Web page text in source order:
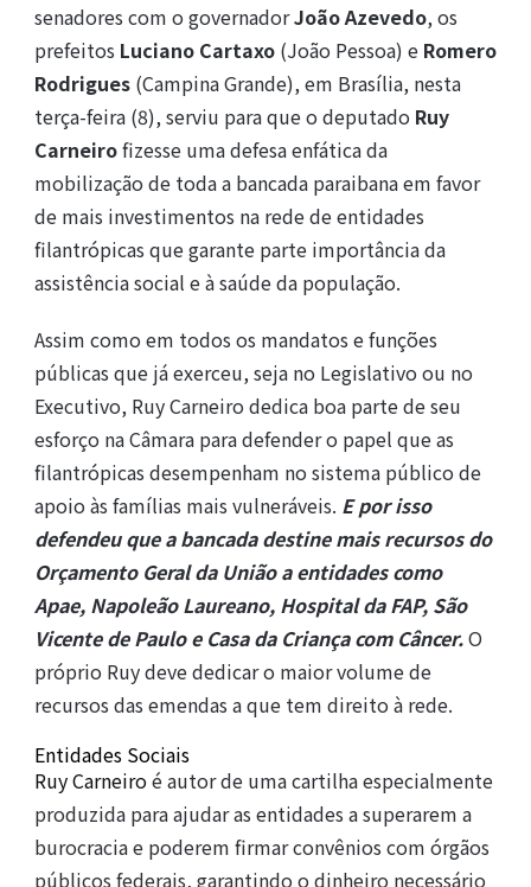
senadores com o governadorJoão Azevedo, os
prefeitos Luciano Cartaxo(João Pessoa) e Romero
Rodrigues(Campina Grande), em Brasília, nesta
terça-feira (8), serviu para que o deputado Ruy
Carneirofizesse uma defesa enfática da
mobilização de toda a bancada paraibana em favor
de mais investimentos na rede de entidades
filantrópicas que garante parte importância da
assistência social e à saúde da população.
Assim como em todos os mandatos e funções
públicas que já exerceu, seja no Legislativo ou no
Executivo, Ruy Carneiro dedica boa parte de seu
esforço na Câmara para defender o papel que as
filantrópicas desempenham no sistema público de
apoio às famílias mais vulneráveis. E por isso
defendeu que a bancada destine mais recursos do
Orçamento Geral da União a entidades como
Apae, Napoleão Laureano, Hospital da FAP, São
Vicente de Paulo e Casa da Criança com Câncer.O
próprio Ruy deve dedicar o maior volume de
recursos das emendas a que tem direito à rede.
EntidadesSociais
Ruy Carneiroé autor de uma cartilha especialmente
produzida para ajudar as entidades a superarem a
burocracia e poderem firmar convênios com órgãos
públicos federais, garantindo o dinheiro necessário